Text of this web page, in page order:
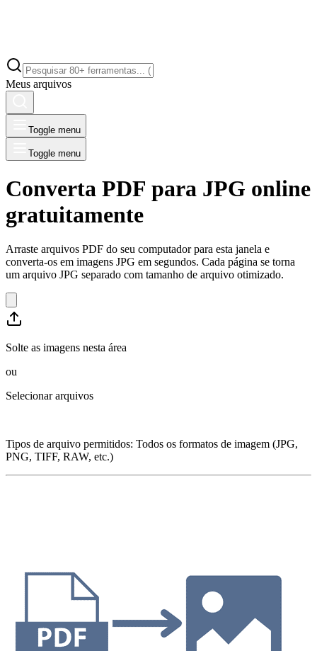
Meus arquivos
Toggle menu
Toggle menu
Converta PDF para JPG online
gratuitamente
Arraste arquivos PDF do seu computador para esta janela e
converta-os em imagens JPG em segundos. Cada página se torna
um arquivo JPG separado com tamanho de arquivo otimizado.
Solte as imagens nesta área
ou
Selecionar arquivos
Tipos de arquivo permitidos: Todos os formatos de imagem (JPG,
PNG, TIFF, RAW, etc.)